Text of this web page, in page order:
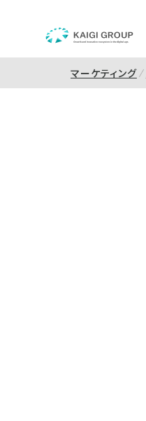
マーケティング